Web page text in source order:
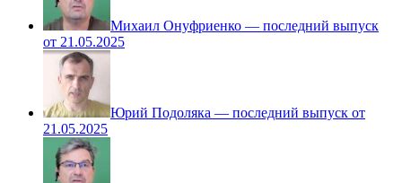
Михаил Онуфриенко — последний выпуск
от 21.05.2025
Юрий Подоляка — последний выпуск от
21.05.2025